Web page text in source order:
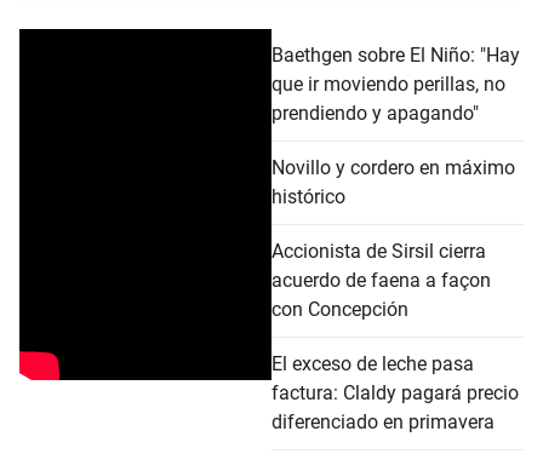
Baethgen sobre El Niño: "Hay
que ir moviendo perillas, no
prendiendo y apagando"
Novillo y cordero en máximo
histórico
Accionista de Sirsil cierra
acuerdo de faena a façon
con Concepción
El exceso de leche pasa
factura: Claldy pagará precio
diferenciado en primavera